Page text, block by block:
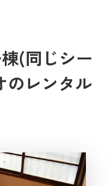
柱や畳、落ち着い
にできるため、
(同じシー
のレンタル